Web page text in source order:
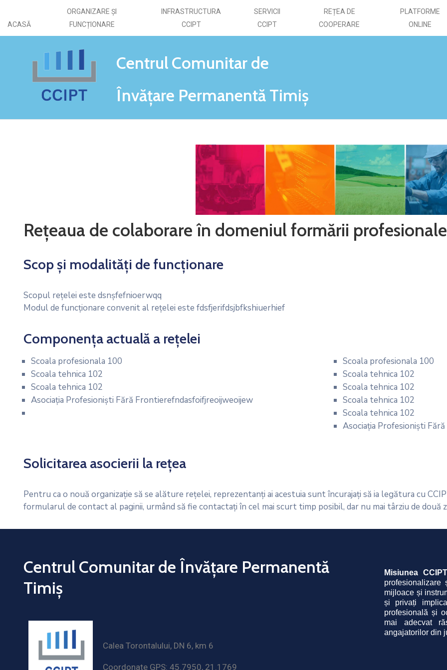
ACASĂ
ORGANIZARE ȘI
FUNCȚIONARE
INFRASTRUCTURA
CCIPT
SERVICII
CCIPT
REȚEA DE
COOPERARE
PLATFORME
ONLINE
Centrul Comunitar de
Învățare Permanentă Timiș
Rețeaua de colaborare în domeniul formării profesionale
Scop și modalități de funcționare
Scopul rețelei este dsnșfefnioerwqq
Modul de funcționare convenit al rețelei este fdsfjerifdsjbfkshiuerhief
Componența actuală a rețelei
Scoala profesionala 100
Scoala tehnica 102
Scoala tehnica 102
Asociația Profesioniști Fără Frontierefndasfoifjreoijweoijew
Scoala profesionala 100
Scoala tehnica 102
Scoala tehnica 102
Scoala tehnica 102
Scoala tehnica 102
Asociația Profesioniști
Solicitarea asocierii la rețea
Pentru ca o nouă organizație să se alăture rețelei, reprezentanți ai acestuia sunt încurajați să ia legătura cu
formularul de contact al paginii, urmând să fie contactați în cel mai scurt timp posibil, dar nu mai târziu de două
Centrul Comunitar de Învățare Permanentă
Timiș
Calea Torontalului, DN 6, km 6
Coordonate GPS: 45.7950, 21.1769
Misiunea CCIPT
mijloace și
și privați
profesională și
mai adecvat
angajatorilor din